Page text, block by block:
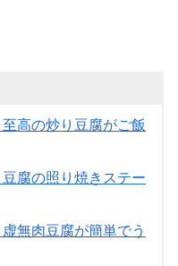
高の炒り豆腐がご飯
豆腐の照り焼きステー
無肉豆腐が簡単でう